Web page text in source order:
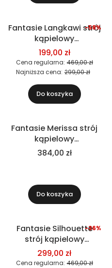
Okazja
Fantasie Langkawi strój
kąpielowy
jednoczęściowy
199,00 zł
Cena regularna: 469,00 zł
-58%
Najniższa cena: 299,00 zł
Do koszyka
Fantasie Merissa strój
kąpielowy
jednoczęściowy, czarny
384,00 zł
Do koszyka
Okazja
Fantasie Silhouette
strój kąpielowy
jednoczęściowy
299,00 zł
Cena regularna: 469,00 zł
-36%